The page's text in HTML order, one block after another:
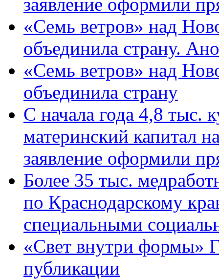
«Семь ветров» над
объединила страну.
«Семь ветров» над
объединила страну
С начала года 4,8 тыс.
материнский капитал
заявление оформили
Более 35 тыс.
по Краснодарскому
специальными
«Свет внутри формы»
публикации